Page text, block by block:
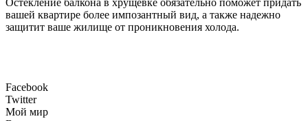
вашей квартире более импозантный вид, а также надежно
защитит ваше жилище от проникновения холода.
Facebook
Twitter
Мой мир